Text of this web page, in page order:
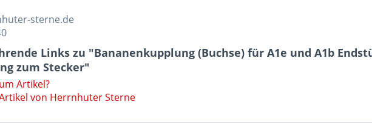
sterne.de
Links zu "Bananenkupplung (Buchse) für A1e und A1b
zum Stecker"
Artikel?
von Herrnhuter Sterne